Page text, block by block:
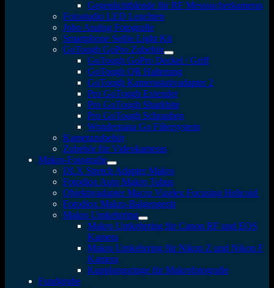
Gegenlichtblende für RF Messsucherkameras
Fotostudio LED Leuchten
Jobo Analog Fotografie
Smartphone Selfie Light Kit
GoTough GoPro Zubehör
GoTough GoPro Deckel / Griff
GoTough QR Halterung
GoTough Kamerastativadapter 2
Pro GoTough Extender
Pro GoTough Sharkbite
Pro GoTough Schrauben
Wonderpana Go Filtersystem
Kamerazubehör
Zubehör für Videokameras
Makro-Fotografie
DLX Stretch Adapter Makro
Fotodiox Auto Makro Tubus
Objektivadapter Macro Vizelex Focusing Helicoid
Fotodiox Makro-Balgengerät
Makro Umkehrring
Makro Umkehrring für Canon RF und EOS
Kamera
Makro Umkehrring für Nikon Z und Nikon F
Kamera
Kupplungsringe für Makrofotografie
Fundgrube